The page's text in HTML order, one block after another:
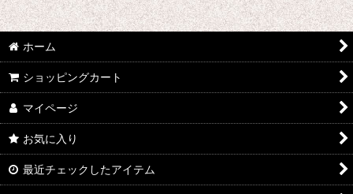
ホーム
ショッピングカート
マイページ
お気に入り
最近チェックしたアイテム